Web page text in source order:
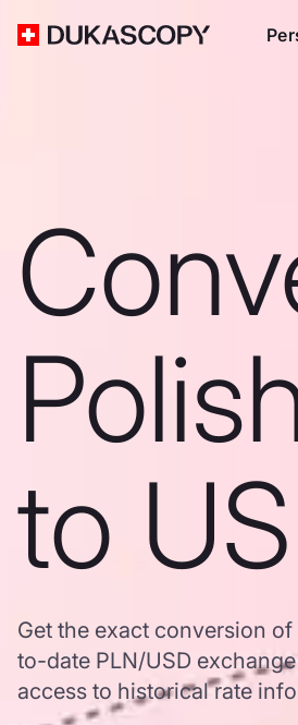
to
Get the exact conversion
to-date PLN/USD
access to historical rate